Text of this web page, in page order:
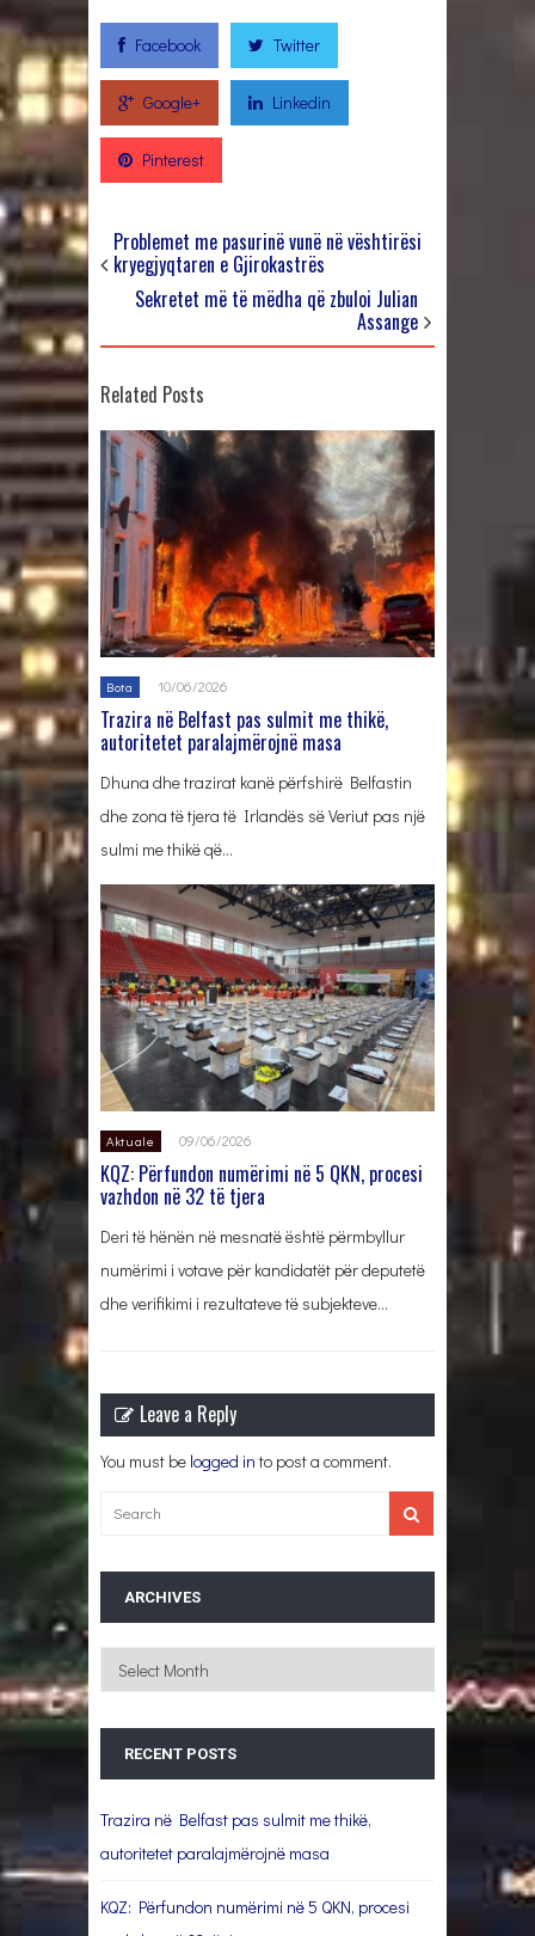
Facebook Twitter
Google+ Linkedin
Pinterest
Problemet me pasurinë vunë në vështirësi
kryegjyqtaren e Gjirokastrës
Sekretet më të mëdha që zbuloi Julian
Assange
Related Posts
Bota 10/06/2026
Trazira në Belfast pas sulmit me thikë,
autoritetet paralajmërojnë masa
Dhuna dhe trazirat kanë përfshirë Belfastin
dhe zona të tjera të Irlandës së Veriut pas një
sulmi me thikë që…
Aktuale 09/06/2026
KQZ: Përfundon numërimi në 5 QKN, procesi
vazhdon në 32 të tjera
Deri të hënën në mesnatë është përmbyllur
numërimi i votave për kandidatët për deputetë
dhe verifikimi i rezultateve të subjekteve…
Leave a Reply
You must be logged in to post a comment.
ARCHIVES
Archives
RECENT POSTS
Trazira në Belfast pas sulmit me thikë,
autoritetet paralajmërojnë masa
KQZ: Përfundon numërimi në 5 QKN, procesi